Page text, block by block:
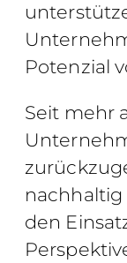
Potenzial
Seit mehr
den